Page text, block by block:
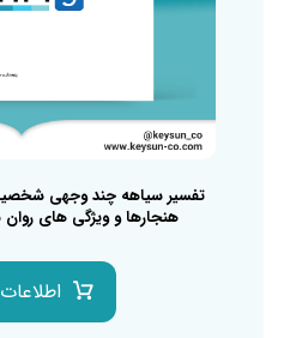
هنجارها و ویژگی های